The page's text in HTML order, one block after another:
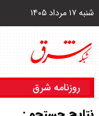
شنبه ۱۷ مرداد ۱۴۰۵
روزنامه شرق